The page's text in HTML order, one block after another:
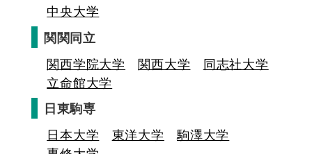
中央大学
関関同立
関西学院大学
関西大学
同志社大学
立命館大学
日東駒専
日本大学
東洋大学
駒澤大学